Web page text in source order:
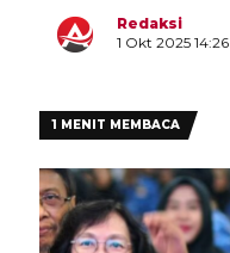
Redaksi
1 Okt 2025 14:26
1 MENIT MEMBACA